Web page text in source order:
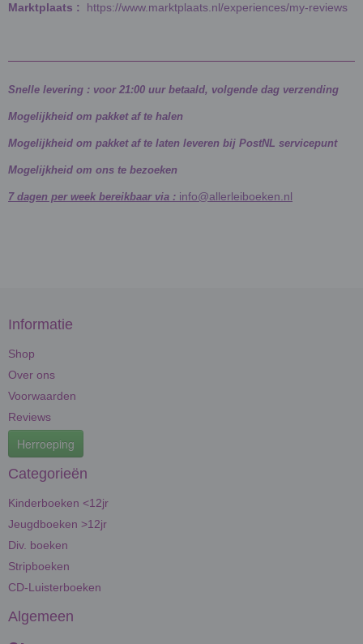
Marktplaats : https://www.marktplaats.nl/experiences/my-reviews
Snelle levering : voor 21:00 uur betaald, volgende dag verzending
Mogelijkheid om pakket af te halen
Mogelijkheid om pakket af te laten leveren bij PostNL servicepunt
Mogelijkheid om ons te bezoeken
7 dagen per week bereikbaar via : info@allerleiboeken.nl
Informatie
Shop
Over ons
Voorwaarden
Reviews
Herroeping
Categorieën
Kinderboeken <12jr
Jeugdboeken >12jr
Div. boeken
Stripboeken
CD-Luisterboeken
Algemeen